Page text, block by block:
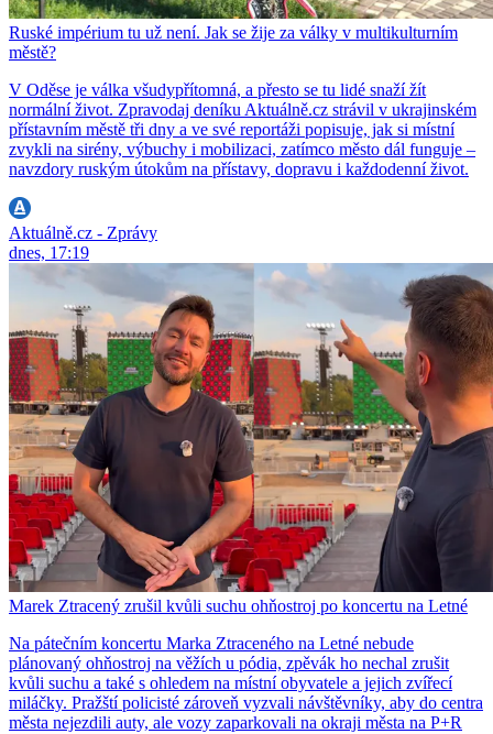
Ruské impérium tu už není. Jak se žije za války v multikulturním
městě?
V Oděse je válka všudypřítomná, a přesto se tu lidé snaží žít
normální život. Zpravodaj deníku Aktuálně.cz strávil v ukrajinském
přístavním městě tři dny a ve své reportáži popisuje, jak si místní
zvykli na sirény, výbuchy i mobilizaci, zatímco město dál funguje –
navzdory ruským útokům na přístavy, dopravu i každodenní život.
Aktuálně.cz - Zprávy
dnes, 17:19
Marek Ztracený zrušil kvůli suchu ohňostroj po koncertu na Letné
Na pátečním koncertu Marka Ztraceného na Letné nebude
plánovaný ohňostroj na věžích u pódia, zpěvák ho nechal zrušit
kvůli suchu a také s ohledem na místní obyvatele a jejich zvířecí
miláčky. Pražští policisté zároveň vyzvali návštěvníky, aby do centra
města nejezdili auty, ale vozy zaparkovali na okraji města na P+R